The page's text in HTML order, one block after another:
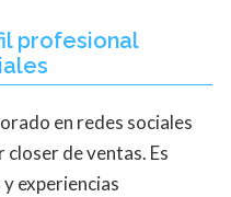
profesional
en redes sociales
de ventas. Es
experiencias